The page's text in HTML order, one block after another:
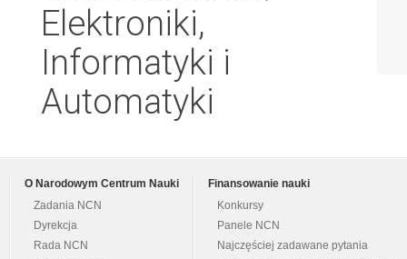
Elektroniki,
Informatyki i
Automatyki
O Narodowym Centrum Nauki
Zadania NCN
Dyrekcja
Rada NCN
Finansowanie nauki
Konkursy
Panele NCN
Najczęściej zadawane pytania